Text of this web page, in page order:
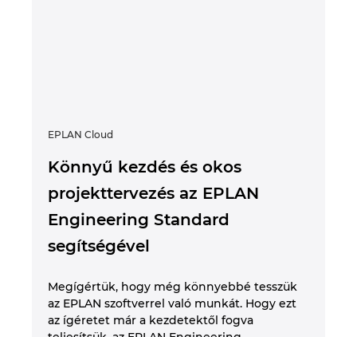
EPLAN Cloud
Könnyű kezdés és okos
projekttervezés az EPLAN
Engineering Standard
segítségével
Megígértük, hogy még könnyebbé tesszük
az EPLAN szoftverrel való munkát. Hogy ezt
az ígéretet már a kezdetektől fogva